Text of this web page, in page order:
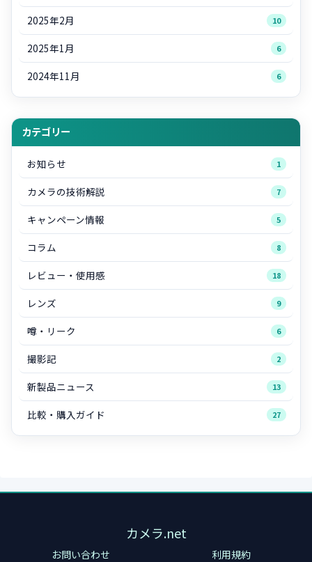
2025年2月 10
2025年1月 6
2024年11月 6
カテゴリー
お知らせ 1
カメラの技術解説 7
キャンペーン情報 5
コラム 8
レビュー・使用感 18
レンズ 9
噂・リーク 6
撮影記 2
新製品ニュース 13
比較・購入ガイド 27
カメラ.net
お問い合わせ 利用規約